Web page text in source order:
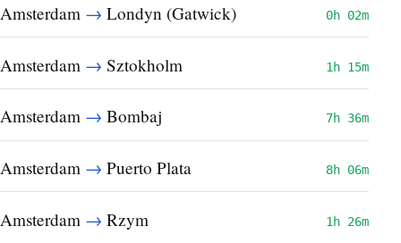
Amsterdam → Londyn (Gatwick) 0h 02m
Amsterdam → Sztokholm 1h 15m
Amsterdam → Bombaj 7h 36m
Amsterdam → Puerto Plata 8h 06m
Amsterdam → Rzym 1h 26m